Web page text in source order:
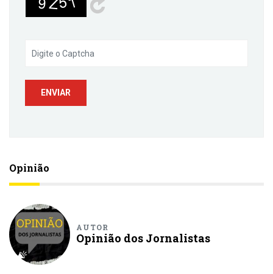
Opinião
AUTOR
Opinião dos Jornalistas